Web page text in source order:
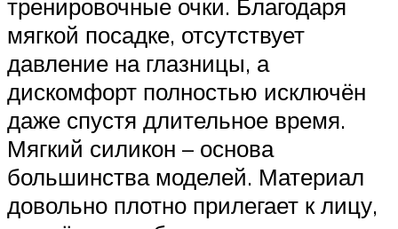
тренировочные очки. Благодаря
мягкой посадке, отсутствует
давление на глазницы, а
дискомфорт полностью исключён
даже спустя длительное время.
Мягкий силикон – основа
большинства моделей. Материал
довольно плотно прилегает к лицу,